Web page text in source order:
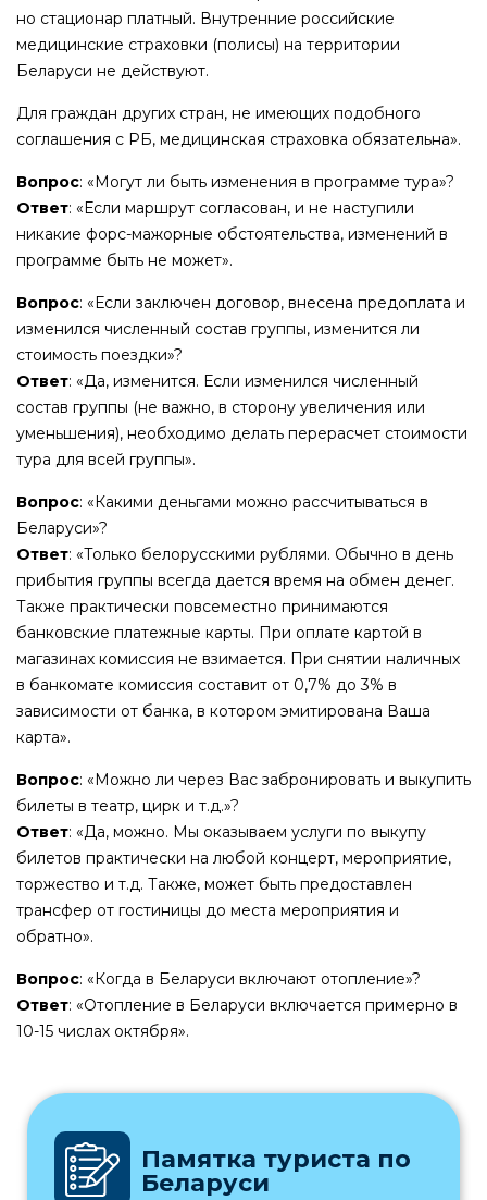
но стационар платный. Внутренние российские
медицинские страховки (полисы) на территории
Беларуси не действуют.
Для граждан других стран, не имеющих подобного
соглашения с РБ, медицинская страховка обязательна».
Вопрос: «Могут ли быть изменения в программе тура»?
Ответ: «Если маршрут согласован, и не наступили
никакие форс-мажорные обстоятельства, изменений в
программе быть не может».
Вопрос: «Если заключен договор, внесена предоплата и
изменился численный состав группы, изменится ли
стоимость поездки»?
Ответ: «Да, изменится. Если изменился численный
состав группы (не важно, в сторону увеличения или
уменьшения), необходимо делать перерасчет стоимости
тура для всей группы».
Вопрос: «Какими деньгами можно рассчитываться в
Беларуси»?
Ответ: «Только белорусскими рублями. Обычно в день
прибытия группы всегда дается время на обмен денег.
Также практически повсеместно принимаются
банковские платежные карты. При оплате картой в
магазинах комиссия не взимается. При снятии наличных
в банкомате комиссия составит от 0,7% до 3% в
зависимости от банка, в котором эмитирована Ваша
карта».
Вопрос: «Можно ли через Вас забронировать и выкупить
билеты в театр, цирк и т.д.»?
Ответ: «Да, можно. Мы оказываем услуги по выкупу
билетов практически на любой концерт, мероприятие,
торжество и т.д. Также, может быть предоставлен
трансфер от гостиницы до места мероприятия и
обратно».
Вопрос: «Когда в Беларуси включают отопление»?
Ответ: «Отопление в Беларуси включается примерно в
10-15 числах октября».
Памятка туриста по
Беларуси